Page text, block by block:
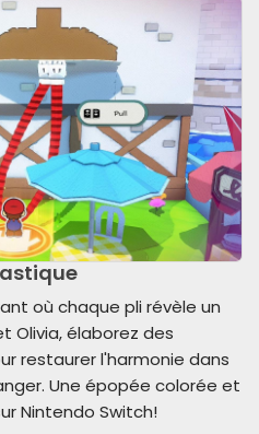
où chaque pli révèle un
Olivia, élaborez des
restaurer l'harmonie dans
Une épopée colorée et
Nintendo Switch!